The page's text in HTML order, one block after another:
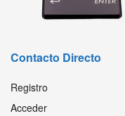
Contacto Directo
Registro
Acceder